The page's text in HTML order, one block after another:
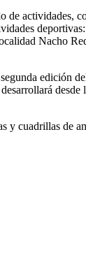
de actividades,
Nacho
edición
desde
y cuadrillas de